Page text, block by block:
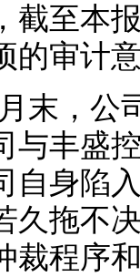
截至本
的审计
末，公
与丰盛
自身陷
久拖不
裁程序